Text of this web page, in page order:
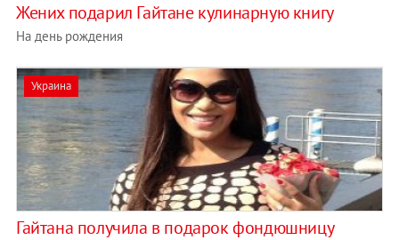
Жених подарил Гайтане кулинарную книгу
На день рождения
Украина
Гайтана получила в подарок фондюшницу